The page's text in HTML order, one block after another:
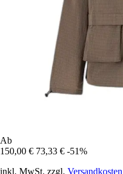
Ab
150,00 € 73,33 € -51%
inkl. MwSt. zzgl. Versandkosten